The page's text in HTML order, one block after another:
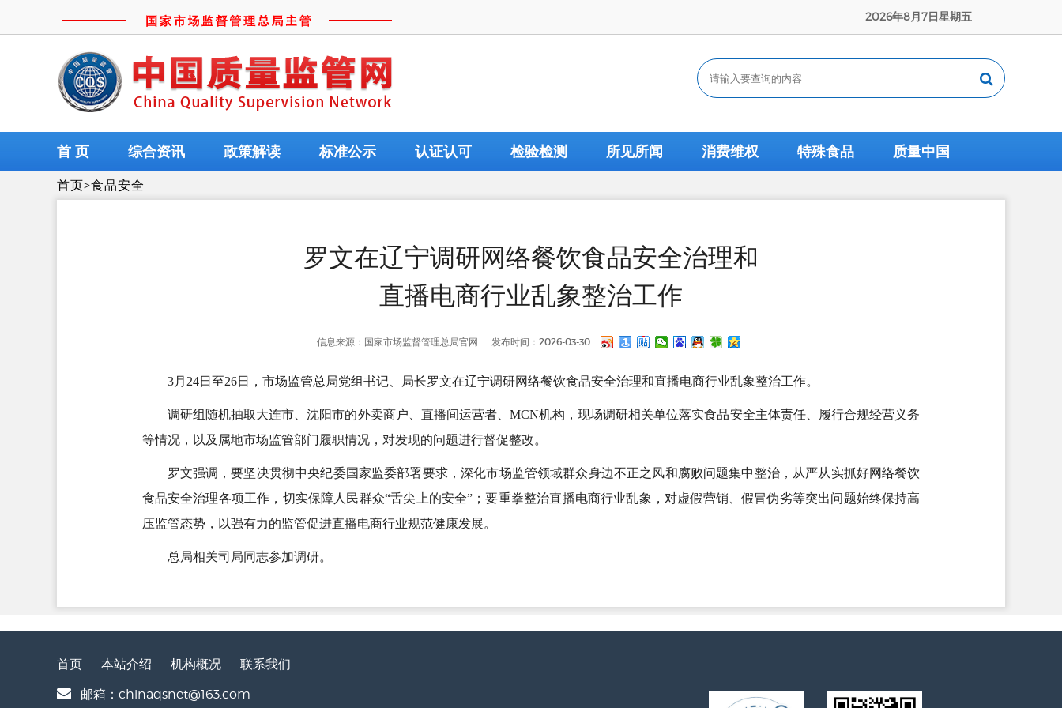
2026年8月7日星期五
首 页 综合资讯 政策解读 标准公示 认证认可 检验检测 所见所闻 消费维权 特殊食品 质量中国
首页>食品安全
罗文在辽宁调研网络餐饮食品安全治理和
直播电商行业乱象整治工作
信息来源：国家市场监督管理总局官网 发布时间：2026-03-30
3月24日至26日，市场监管总局党组书记、局长罗文在辽宁调研网络餐饮食品安全治理和直播电商行业乱象整治工作。
调研组随机抽取大连市、沈阳市的外卖商户、直播间运营者、MCN机构，现场调研相关单位落实食品安全主体责任、履行合规经营义务
等情况，以及属地市场监管部门履职情况，对发现的问题进行督促整改。
罗文强调，要坚决贯彻中央纪委国家监委部署要求，深化市场监管领域群众身边不正之风和腐败问题集中整治，从严从实抓好网络餐饮
食品安全治理各项工作，切实保障人民群众“舌尖上的安全”；要重拳整治直播电商行业乱象，对虚假营销、假冒伪劣等突出问题始终保持高
压监管态势，以强有力的监管促进直播电商行业规范健康发展。
总局相关司局同志参加调研。
首页 本站介绍 机构概况
联系我们
邮箱：chinaqsnet@163.com